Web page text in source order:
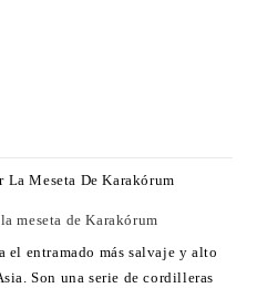
meseta de Karakórum
el entramado más salvaje y alto
Son una serie de cordilleras